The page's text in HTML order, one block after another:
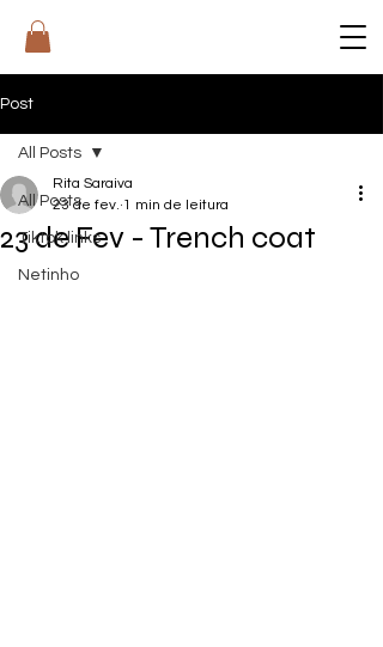
RIT
Post
All Posts
Tiktok links
Netinho
All Posts
23 de Fev - Trench coat
Rita Saraiva
23 de fev. 1 min de leitura